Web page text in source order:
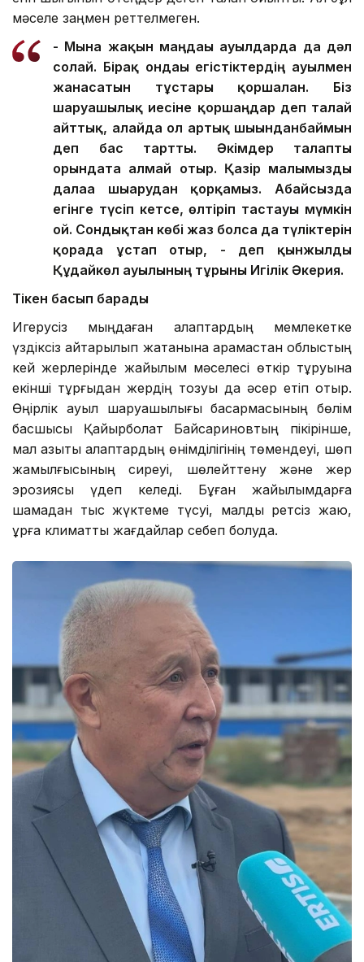
мәселе заңмен реттелмеген.
- Мына жақын маңдағы ауылдарда да дәл
солай. Бірақ ондағы егістіктердің ауылмен
жанасатын тұстары қоршалған. Біз
шаруашылық иесіне қоршаңдар деп талай
айттық, алайда ол артық шығынданбаймын
деп бас тартты. Әкімдер талапты
орындата алмай отыр. Қазір малымызды
далаға шығарудан қорқамыз. Абайсызда
егінге түсіп кетсе, өлтіріп тастауы мүмкін
ғой. Сондықтан көбі жаз болса да түліктерін
қорада ұстап отыр, - деп қынжылды
Құдайкөл ауылының тұрғыны Игілік Әкерия.
Тікен басып барады
Игерусіз мыңдаған алқаптардың мемлекетке
үздіксіз қайтарылып жатқанына қарамастан облыстың
кей жерлерінде жайылым мәселесі өткір тұруына
екінші тұрғыдан жердің тозуы да әсер етіп отыр.
Өңірлік ауыл шаруашылығы басқармасының бөлім
басшысы Қайырболат Байсариновтың пікірінше,
мал азықтық алқаптардың өнімділігінің төмендеуі, шөп
жамылғысының сиреуі, шөлейттену және жер
эрозиясы үдеп келеді. Бұған жайылымдарға
шамадан тыс жүктеме түсуі, малды ретсіз жаю,
құрғақ климаттық жағдайлар себеп болуда.